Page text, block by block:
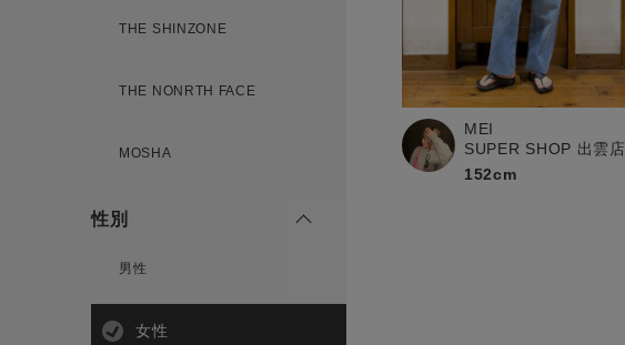
THE SHINZONE
THE NONRTH FACE
MOSHA
性別
男性
女性
MEI
SUPER SHOP 出雲店
152cm